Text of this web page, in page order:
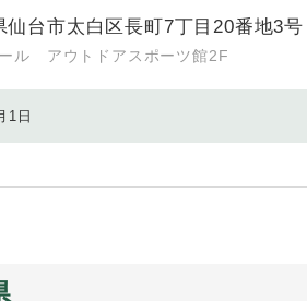
仙台市太白区長町7丁目20番地3号
ル アウトドアスポーツ館2F
1日